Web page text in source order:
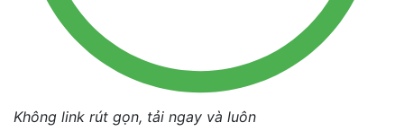
Không link rút gọn, tải ngay và luôn